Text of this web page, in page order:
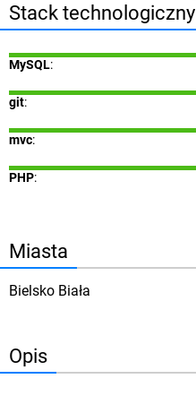
Stack technologiczny
MySQL:
git:
mvc:
PHP:
Miasta
Bielsko Biała
Opis